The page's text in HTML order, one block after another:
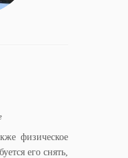
физическое
его снять,